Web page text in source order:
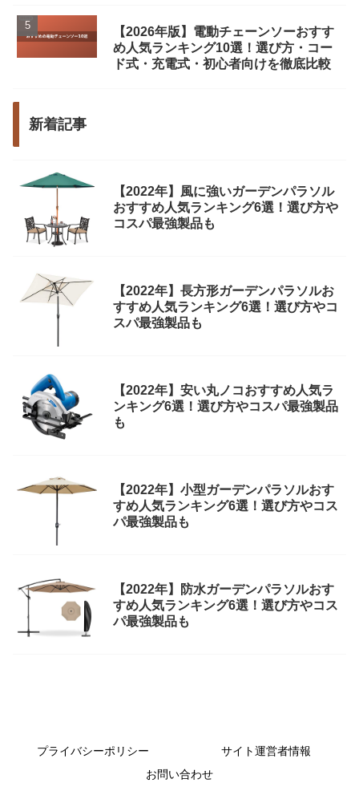
【2026年版】電動チェーンソーおすす
め人気ランキング10選！選び方・コー
ド式・充電式・初心者向けを徹底比較
新着記事
【2022年】風に強いガーデンパラソル
おすすめ人気ランキング6選！選び方や
コスパ最強製品も
【2022年】長方形ガーデンパラソルお
すすめ人気ランキング6選！選び方やコ
スパ最強製品も
【2022年】安い丸ノコおすすめ人気ラ
ンキング6選！選び方やコスパ最強製品
も
【2022年】小型ガーデンパラソルおす
すめ人気ランキング6選！選び方やコス
パ最強製品も
【2022年】防水ガーデンパラソルおす
すめ人気ランキング6選！選び方やコス
パ最強製品も
プライバシーポリシー
サイト運営者情報
お問い合わせ